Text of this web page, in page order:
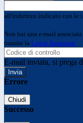
all'indirizzo indicato con le
Non hai una e-mail
tramite la Login Spaggiari
E-mail inviata, si prega
Errore
Chiudi
Successo